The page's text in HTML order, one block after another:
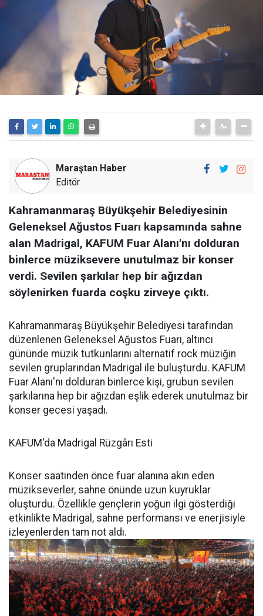
Maraştan Haber
Editör
Kahramanmaraş Büyükşehir Belediyesinin
Geleneksel Ağustos Fuarı kapsamında sahne
alan Madrigal, KAFUM Fuar Alanı'nı dolduran
binlerce müziksevere unutulmaz bir konser
verdi. Sevilen şarkılar hep bir ağızdan
söylenirken fuarda coşku zirveye çıktı.
Kahramanmaraş Büyükşehir Belediyesi tarafından
düzenlenen Geleneksel Ağustos Fuarı, altıncı
gününde müzik tutkunlarını alternatif rock müziğin
sevilen gruplarından Madrigal ile buluşturdu. KAFUM
Fuar Alanı'nı dolduran binlerce kişi, grubun sevilen
şarkılarına hep bir ağızdan eşlik ederek unutulmaz bir
konser gecesi yaşadı.
KAFUM'da Madrigal Rüzgârı Esti
Konser saatinden önce fuar alanına akın eden
müzikseverler, sahne önünde uzun kuyruklar
oluşturdu. Özellikle gençlerin yoğun ilgi gösterdiği
etkinlikte Madrigal, sahne performansı ve enerjisiyle
izleyenlerden tam not aldı.